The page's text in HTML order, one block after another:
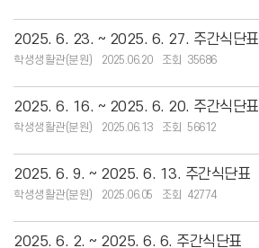
2025. 6. 23. ~ 2025. 6. 27. 주간식단표
학생생활관(분원) 2025.06.20 35686
2025. 6. 16. ~ 2025. 6. 20. 주간식단표
학생생활관(분원) 2025.06.13 56612
2025. 6. 9. ~ 2025. 6. 13. 주간식단표
학생생활관(분원) 2025.06.05 42774
2025. 6. 2. ~ 2025. 6. 6. 주간식단표